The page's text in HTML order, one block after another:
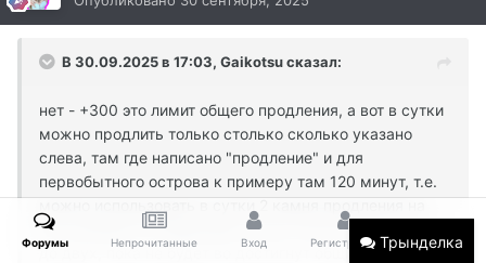
В 30.09.2025 в 17:03, Gaikotsuсказал:
нет - +300 это лимит общего продления, а вот в сутки
можно продлить только столько сколько указано
слева, там где написано "продление" и для
первобытного острова к примеру там 120 минут, т.е.
час каждый. в следующие сутки, после сброса, еще
до двух, пока не будет во достигнут общий лимит.
Трынделка
Форумы Непрочитанные Вход Регистрация Больше